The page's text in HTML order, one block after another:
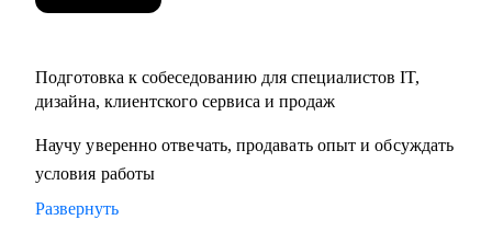
Подготовка к собеседованию для специалистов IT,
дизайна, клиентского сервиса и продаж
Научу уверенно отвечать, продавать опыт и обсуждать
условия работы
Развернуть